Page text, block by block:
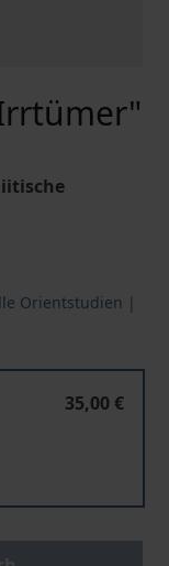
Orientstudien |
35,00 €